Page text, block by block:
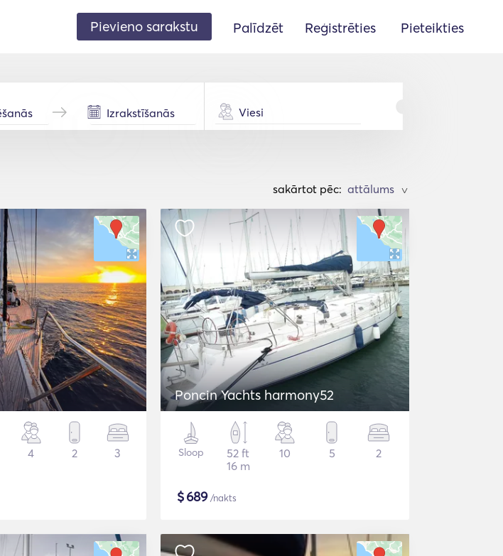
Pievieno sarakstu Palīdzēt Reģistrēties Pieteikties
Viesi
sakārtot pēc: >
4 2 3
Poncin Yachts harmony52
Sloop
52 ft
16 m
10 5 2
$689/nakts